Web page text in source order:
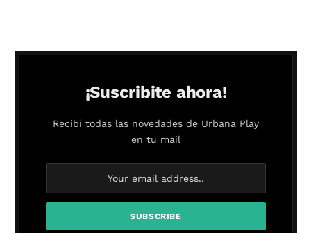
¡Suscribite ahora!
Recibí todas las novedades de Urbana Play
en tu mail